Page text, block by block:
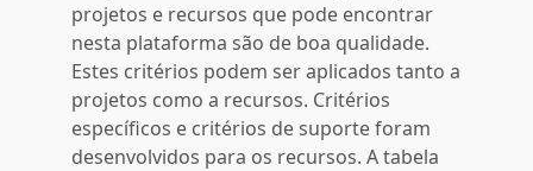
projetos e recursos que pode encontrar
nesta plataforma são de boa qualidade.
Estes critérios podem ser aplicados tanto a
projetos como a recursos. Critérios
específicos e critérios de suporte foram
desenvolvidos para os recursos. A tabela